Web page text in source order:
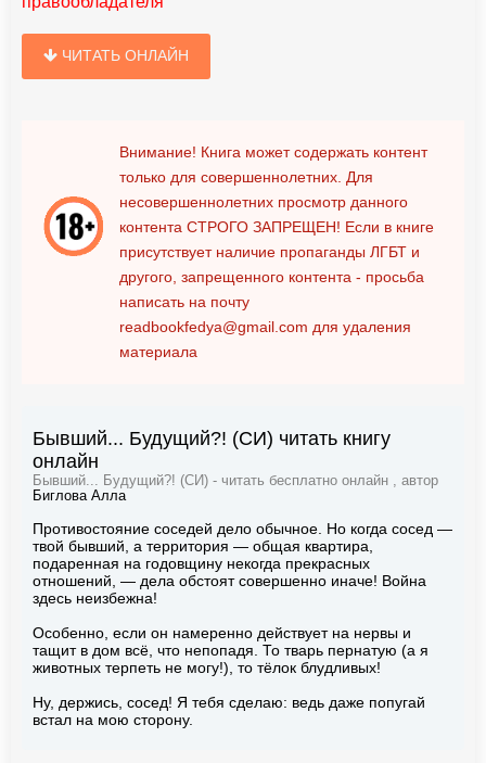
ЧИТАТЬ ОНЛАЙН
Внимание! Книга может содержать контент
только для совершеннолетних. Для
несовершеннолетних просмотр данного
контента СТРОГО ЗАПРЕЩЕН! Если в книге
присутствует наличие пропаганды ЛГБТ и
другого, запрещенного контента - просьба
написать на почту
readbookfedya@gmail.com для удаления
материала
Бывший... Будущий?! (СИ) читать книгу
онлайн
Бывший... Будущий?! (СИ) - читать бесплатно онлайн , автор
Биглова Алла
Противостояние соседей дело обычное. Но когда сосед —
твой бывший, а территория — общая квартира,
подаренная на годовщину некогда прекрасных
отношений, — дела обстоят совершенно иначе! Война
здесь неизбежна!
Особенно, если он намеренно действует на нервы и
тащит в дом всё, что непопадя. То тварь пернатую (а я
животных терпеть не могу!), то тёлок блудливых!
Ну, держись, сосед! Я тебя сделаю: ведь даже попугай
встал на мою сторону.